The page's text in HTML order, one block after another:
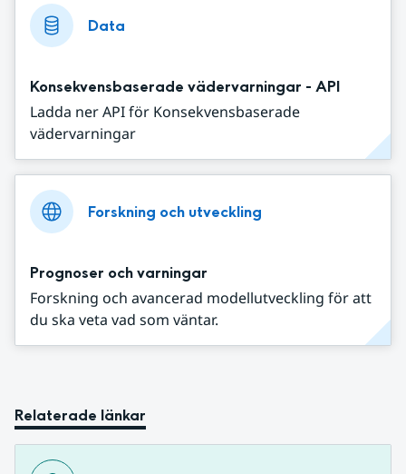
Data
Konsekvensbaserade vädervarningar - API
Ladda ner API för Konsekvensbaserade
vädervarningar
Forskning och utveckling
Prognoser och varningar
Forskning och avancerad modellutveckling för att
du ska veta vad som väntar.
Relaterade länkar